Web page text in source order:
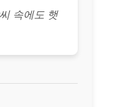
속에도 햇